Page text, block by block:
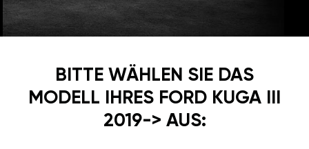
BITTE WÄHLEN SIE DAS
MODELL IHRES FORD KUGA III
2019-> AUS: